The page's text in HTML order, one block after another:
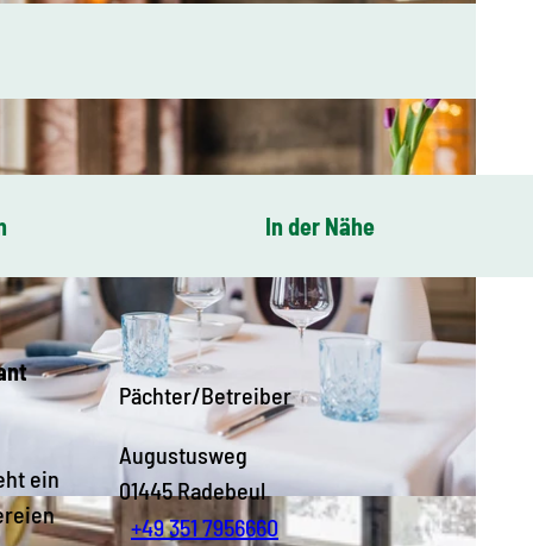
In der Nähe
ein
Pächter/Betreiber
Augustusweg
01445Radebeul
+49 351 7956660